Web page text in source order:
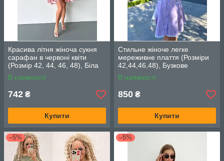
Красива літня жіноча сукня
сарафан в червоні квіти
(Розмір 42, 44, 46, 48), Біла
В наявності
742 ₴
Купити
Стильне жіноче легке
мереживне плаття (Розміри
42,44,46,48), Бузкове
В наявності
850 ₴
Купити
–5% –5%